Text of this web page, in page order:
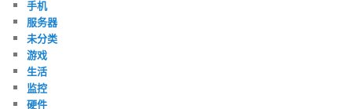
手机
服务器
未分类
游戏
生活
监控
硬件